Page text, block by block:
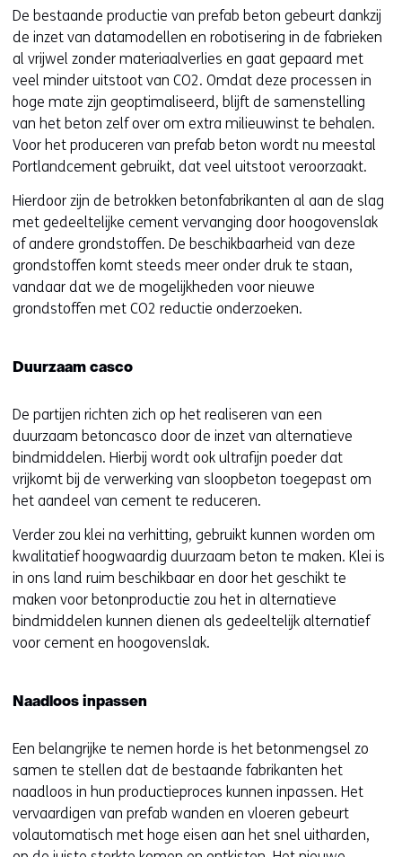
De bestaande productie van prefab beton gebeurt dankzij
de inzet van datamodellen en robotisering in de fabrieken
al vrijwel zonder materiaalverlies en gaat gepaard met
veel minder uitstoot van CO2. Omdat deze processen in
hoge mate zijn geoptimaliseerd, blijft de samenstelling
van het beton zelf over om extra milieuwinst te behalen.
Voor het produceren van prefab beton wordt nu meestal
Portlandcement gebruikt, dat veel uitstoot veroorzaakt.
Hierdoor zijn de betrokken betonfabrikanten al aan de slag
met gedeeltelijke cement vervanging door hoogovenslak
of andere grondstoffen. De beschikbaarheid van deze
grondstoffen komt steeds meer onder druk te staan,
vandaar dat we de mogelijkheden voor nieuwe
grondstoffen met CO2 reductie onderzoeken.
Duurzaam casco
De partijen richten zich op het realiseren van een
duurzaam betoncasco door de inzet van alternatieve
bindmiddelen. Hierbij wordt ook ultrafijn poeder dat
vrijkomt bij de verwerking van sloopbeton toegepast om
het aandeel van cement te reduceren.
Verder zou klei na verhitting, gebruikt kunnen worden om
kwalitatief hoogwaardig duurzaam beton te maken. Klei is
in ons land ruim beschikbaar en door het geschikt te
maken voor betonproductie zou het in alternatieve
bindmiddelen kunnen dienen als gedeeltelijk alternatief
voor cement en hoogovenslak.
Naadloos inpassen
Een belangrijke te nemen horde is het betonmengsel zo
samen te stellen dat de bestaande fabrikanten het
naadloos in hun productieproces kunnen inpassen. Het
vervaardigen van prefab wanden en vloeren gebeurt
volautomatisch met hoge eisen aan het snel uitharden,